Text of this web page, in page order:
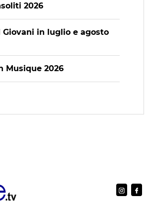
2026
Giovani in luglio e agosto
Musique 2026